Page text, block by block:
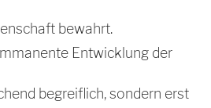
bewahrt.
Entwicklung der
begreiflich, sondern erst